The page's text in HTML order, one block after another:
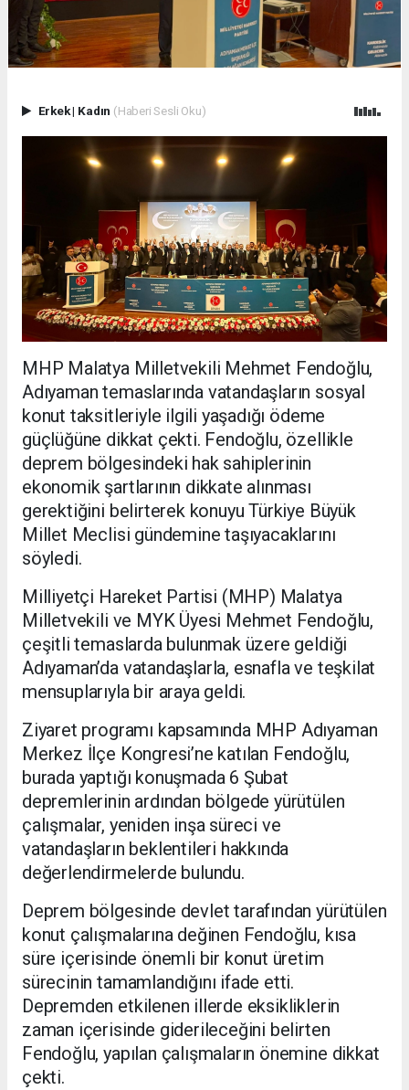
Erkek| Kadın (Haberi Sesli Oku)
MHP Malatya Milletvekili Mehmet Fendoğlu,
Adıyaman temaslarında vatandaşların sosyal
konut taksitleriyle ilgili yaşadığı ödeme
güçlüğüne dikkat çekti. Fendoğlu, özellikle
deprem bölgesindeki hak sahiplerinin
ekonomik şartlarının dikkate alınması
gerektiğini belirterek konuyu Türkiye Büyük
Millet Meclisi gündemine taşıyacaklarını
söyledi.
Milliyetçi Hareket Partisi (MHP) Malatya
Milletvekili ve MYK Üyesi Mehmet Fendoğlu,
çeşitli temaslarda bulunmak üzere geldiği
Adıyaman’da vatandaşlarla, esnafla ve teşkilat
mensuplarıyla bir araya geldi.
Ziyaret programı kapsamında MHP Adıyaman
Merkez İlçe Kongresi’ne katılan Fendoğlu,
burada yaptığı konuşmada 6 Şubat
depremlerinin ardından bölgede yürütülen
çalışmalar, yeniden inşa süreci ve
vatandaşların beklentileri hakkında
değerlendirmelerde bulundu.
Deprem bölgesinde devlet tarafından yürütülen
konut çalışmalarına değinen Fendoğlu, kısa
süre içerisinde önemli bir konut üretim
sürecinin tamamlandığını ifade etti.
Depremden etkilenen illerde eksikliklerin
zaman içerisinde giderileceğini belirten
Fendoğlu, yapılan çalışmaların önemine dikkat
çekti.